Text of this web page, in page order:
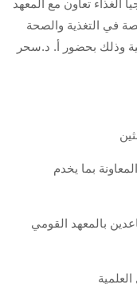
الغذاء تعاون مع المعهد
في التغذية والصحة
وذلك بحضور أ. د.سحر